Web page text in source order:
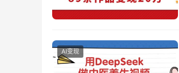
AI变现